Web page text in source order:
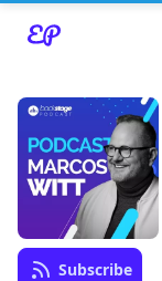
Read about
Subscribe